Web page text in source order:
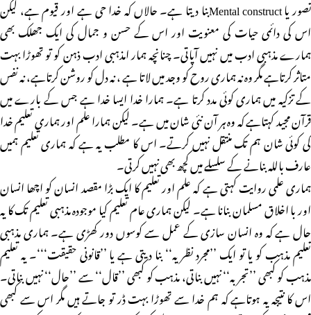
تصور یا Mental constructبنا دیتا ہے۔ حالاں کہ خدا حی ہے اور قیوم ہے، لیکن
اس کی دائمی حیات کی معنویت اور اس کے حسن و جمال کی ایک جھلک بھی
ہمارے مذہبی ادب میں نہیں آپاتی۔ چنانچہ ہمار امذہبی ادب ذہن کو تو تھوڑا بہت
متاثر کرتاہے مگر وہ نہ ہماری روح کو وجد میں لاتا ہے ، نہ دل کو روشن کرتاہے، نہ نفس
کے تزکیہ میں ہماری کوئی مدد کرتا ہے۔ ہمارا خدا ایسا خدا ہے جس کے بارے میں
قرآن مجید کہتاہے کہ وہ ہر آن نئی شان میں ہے۔ لیکن ہمارا علم اور ہماری تعلیم خدا
کی کوئی شان ہم تک منتقل نہیں کرتے۔ اس کا مطلب یہ ہے کہ ہماری تعلیم ہمیں
عارف باللہ بنانے کے سلسلے میں کچھ بھی نہیں کرتی۔
ہماری علمی روایت کہتی ہے کہ علم اور تعلیم کا ایک بڑا مقصد انسان کو اچھا انسان
اور با اخلاق مسلمان بنانا ہے۔ لیکن ہماری عام تعلیم کیا موجودہ مذہبی تعلیم تک کا یہ
حال ہے کہ وہ انسان سازی کے عمل سے کوسوں دور کھڑی ہے۔ ہماری مذہبی
تعلیم مذہب کو یا تو ایک ’’مجرد نظریہ‘‘ بنا دیتی ہے یا ’’قانونی حقیقت‘‘‘۔ یہ تعلیم
مذہب کو کبھی ’’تجربہ‘‘ نہیں بناتی، مذہب کو کبھی ’’قال‘‘ سے ’’حال‘‘ نہیں بناتی۔
اس کا نتیجہ یہ ہوتاہے کہ ہم خدا سے تھوڑا بہت ڈر تو جاتے ہیں مگر اس سے کبھی